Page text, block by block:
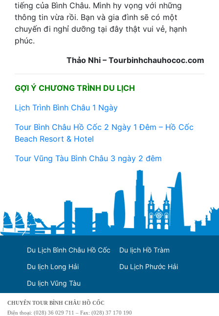
tiếng của Bình Châu. Mình hy vọng với những
thông tin vừa rồi. Bạn và gia đình sẽ có một
chuyến đi nghỉ dưỡng tại đây thật vui vẻ, hạnh
phúc.
Thảo Nhi – Tourbinhchauhococ.com
GỢI Ý CHƯƠNG TRÌNH DU LỊCH
Lịch Trình Bình Châu 1 Ngày
Tour Bình Châu Hồ Cốc 2 Ngày 1 Đêm – Hồ Cốc
Beach Resort & Hotel
Tour Vũng Tàu Bình Châu 3 ngày 2 đêm
Du Lịch Bình Châu Hồ Cốc
Du lịch Hồ Tràm
Du lịch Long Hải
Du Lịch Phước Hải
Du lịch Vũng Tàu
CHUYÊN TOUR BÌNH CHÂU HỒ CỐC
Điện thoại: (028) 36 029 711 – Fax: (028) 37 170 190